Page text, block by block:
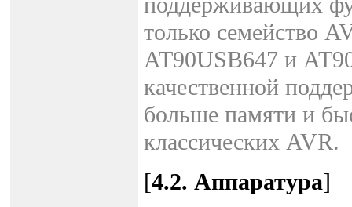
только семейство
AT90USB647 и
качественной
больше памяти и
классических AVR.
[4.2. Аппаратура]